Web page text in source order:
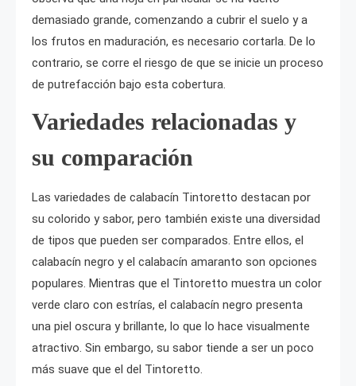
demasiado grande, comenzando a cubrir el suelo y a
los frutos en maduración, es necesario cortarla. De lo
contrario, se corre el riesgo de que se inicie un proceso
de putrefacción bajo esta cobertura.
Variedades relacionadas y
su comparación
Las variedades de calabacín Tintoretto destacan por
su colorido y sabor, pero también existe una diversidad
de tipos que pueden ser comparados. Entre ellos, el
calabacín negro y el calabacín amaranto son opciones
populares. Mientras que el Tintoretto muestra un color
verde claro con estrías, el calabacín negro presenta
una piel oscura y brillante, lo que lo hace visualmente
atractivo. Sin embargo, su sabor tiende a ser un poco
más suave que el del Tintoretto.